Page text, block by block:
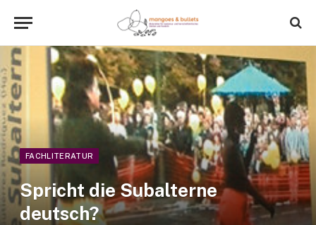
FACHLITERATUR
Spricht die Subalterne
deutsch?